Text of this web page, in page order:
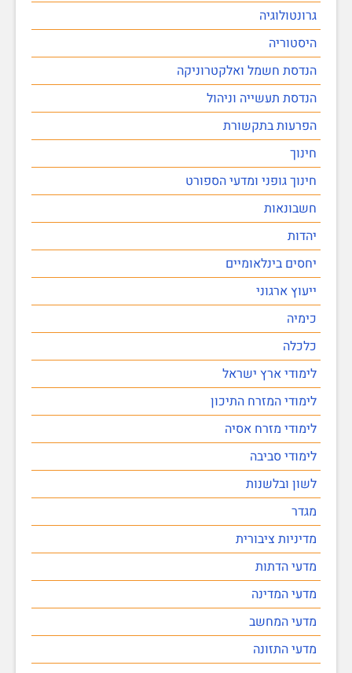
גרונטולוגיה
היסטוריה
הנדסת חשמל ואלקטרוניקה
הנדסת תעשייה וניהול
הפרעות בתקשורת
חינוך
חינוך גופני ומדעי הספורט
חשבונאות
יהדות
יחסים בינלאומיים
ייעוץ ארגוני
כימיה
כלכלה
לימודי ארץ ישראל
לימודי המזרח התיכון
לימודי מזרח אסיה
לימודי סביבה
לשון ובלשנות
מגדר
מדיניות ציבורית
מדעי הדתות
מדעי המדינה
מדעי המחשב
מדעי התזונה